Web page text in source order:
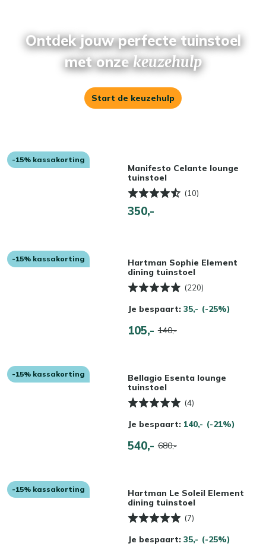
Ontdek jouw perfecte tuinstoel
met onzekeuzehulp
Start de keuzehulp
-15% kassakorting
Manifesto Celante lounge
tuinstoel
(10)
350,-
-15% kassakorting
Hartman Sophie Element
dining tuinstoel
(220)
Je bespaart: 35,- (-25%)
105,- 140,-
-15% kassakorting
Bellagio Esenta lounge
tuinstoel
(4)
Je bespaart: 140,- (-21%)
540,- 680,-
-15% kassakorting
Hartman Le Soleil Element
dining tuinstoel
(7)
Je bespaart: 35,- (-25%)